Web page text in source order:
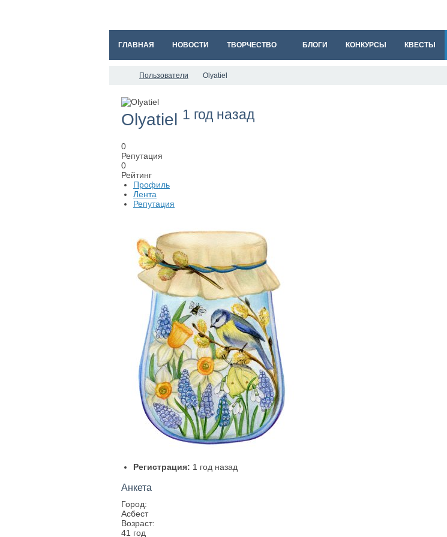
ГЛАВНАЯ НОВОСТИ ТВОРЧЕСТВО БЛОГИ КОНКУРСЫ КВЕСТЫ
Пользователи Olyatiel
Olyatiel 1 год назад
0
Репутация
0
Рейтинг
Профиль
Лента
Репутация
Регистрация: 1 год назад
Анкета
Город:
Асбест
Возраст:
41 год